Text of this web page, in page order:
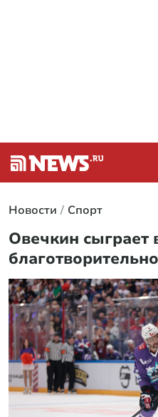
Новости Спорт
Овечкин сыграет